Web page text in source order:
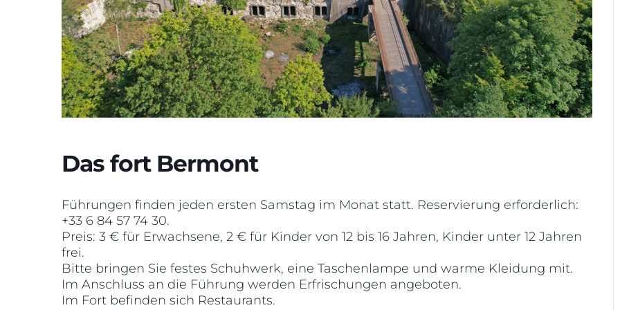
Das fort Bermont
Führungen finden jeden ersten Samstag im Monat statt. Reservierung erforderlich:
+33 6 84 57 74 30.
Preis: 3 € für Erwachsene, 2 € für Kinder von 12 bis 16 Jahren, Kinder unter 12 Jahren
frei.
Bitte bringen Sie festes Schuhwerk, eine Taschenlampe und warme Kleidung mit.
Im Anschluss an die Führung werden Erfrischungen angeboten.
Im Fort befinden sich Restaurants.